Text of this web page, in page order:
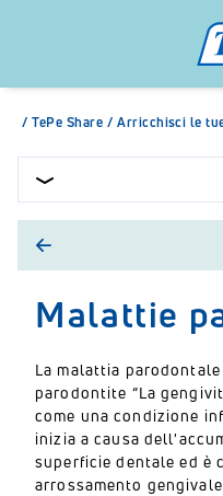
/ TePe Share / Arricchisci le
Malattie
La malattia
parodontite “La
come una condizione
inizia a causa
superficie dentale ed è
arrossamento